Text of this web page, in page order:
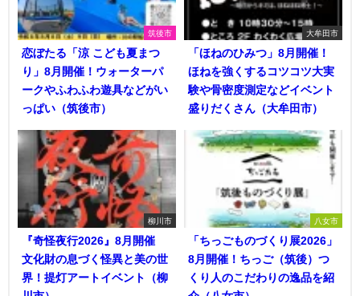
筑後市
恋ぼたる「涼 こども夏まつ
り」8月開催！ウォーターパ
ークやふわふわ遊具などがい
っぱい（筑後市）
大牟田市
「ほねのひみつ」8月開催！
ほねを強くするコツコツ大実
験や骨密度測定などイベント
盛りだくさん（大牟田市）
柳川市
『奇怪夜行2026』8月開催
文化財の息づく怪異と美の世
界！提灯アートイベント（柳
八女市
「ちっごものづくり展2026」
8月開催！ちっご（筑後）つ
くり人のこだわりの逸品を紹